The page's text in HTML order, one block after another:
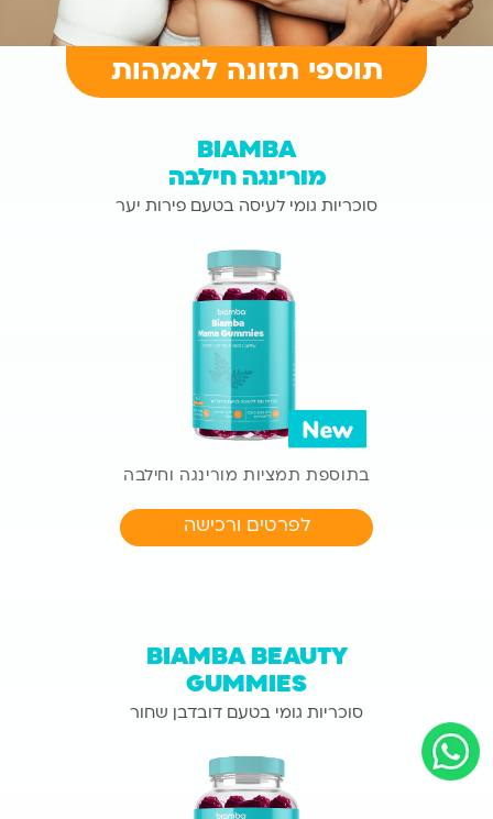
תוספי תזונה לאמהות
BIAMBA
מורינגה חילבה
סוכריות גומי לעיסה בטעם פירות יער
בתוספת תמציותמורינגה וחילבה
לפרטים ורכישה
BIAMBA BEAUTY
GUMMIES
סוכריות גומי בטעם דובדבן שחור